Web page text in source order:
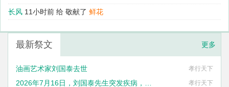
盛夏光年11小时前 给敬献了
最新祭文 更多
油画艺术家刘国泰去世 孝行天下
孝行天下